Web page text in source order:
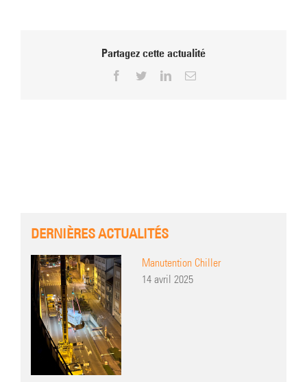
Partagez cette actualité
Facebook
TwitterLinkedInEmail
DERNIÈRES ACTUALITÉS
Manutention Chiller
14 avril 2025